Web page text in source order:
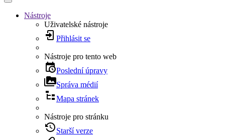
Nástroje
Uživatelské nástroje
Přihlásit se
Nástroje pro tento web
Poslední úpravy
Správa médií
Mapa stránek
Nástroje pro stránku
Starší verze